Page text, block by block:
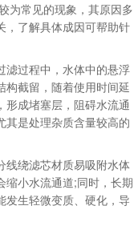
为常见的现象，其原因多
，了解具体成因可帮助针
过程中，水体中的悬浮
构截留，随着使用时间延
形成堵塞层，阻碍水流通
其是处理杂质含量较高的
绕滤芯材质易吸附水体
缩小水流通道;同时，长期
发生轻微变质、硬化，导